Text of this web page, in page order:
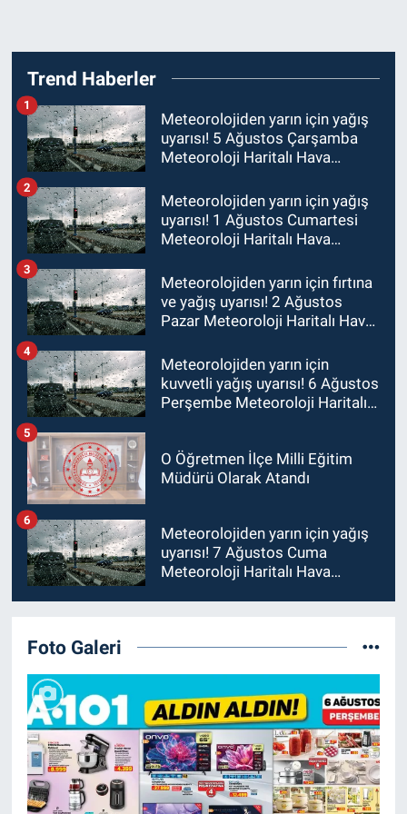
Trend Haberler
Meteorolojiden yarın için yağış
uyarısı! 5 Ağustos Çarşamba
Meteoroloji Haritalı Hava
1
Meteorolojiden yarın için yağış
uyarısı! 1 Ağustos Cumartesi
Meteoroloji Haritalı Hava
2
Meteorolojiden yarın için fırtına
ve yağış uyarısı! 2 Ağustos
Pazar Meteoroloji Haritalı Hava
3
Meteorolojiden yarın için
kuvvetli yağış uyarısı! 6 Ağustos
Perşembe Meteoroloji Haritalı
4
O Öğretmen İlçe Milli Eğitim
Müdürü Olarak Atandı
5
Meteorolojiden yarın için yağış
uyarısı! 7 Ağustos Cuma
Meteoroloji Haritalı Hava
6
Foto Galeri